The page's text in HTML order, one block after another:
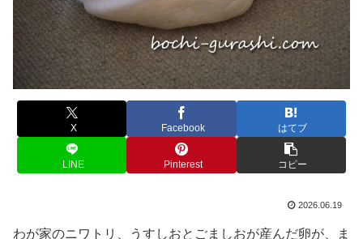
X Facebook はてブ
LINE Pinterest コピー
2026.06.19
わが家のニワトリ、うすしおとごましおが産んだ卵が、ま